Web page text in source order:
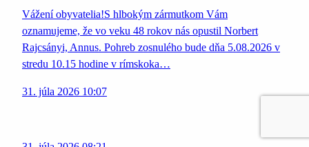
Vážení obyvatelia!S hlbokým zármutkom Vám
oznamujeme, že vo veku 48 rokov nás opustil Norbert
Rajcsányi, Annus. Pohreb zosnulého bude dňa 5.08.2026 v
stredu 10.15 hodine v rímskoka…
31. júla 2026 10:07